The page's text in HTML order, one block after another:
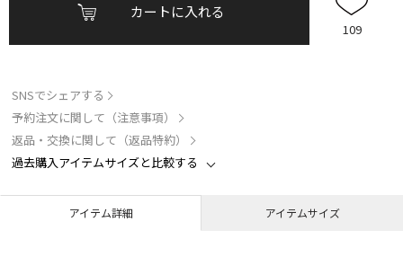
カートに入れる
109
SNSでシェアする
予約注文に関して（注意事項）
返品・交換に関して（返品特約）
過去購入アイテムサイズと比較する
アイテム詳細 アイテムサイズ